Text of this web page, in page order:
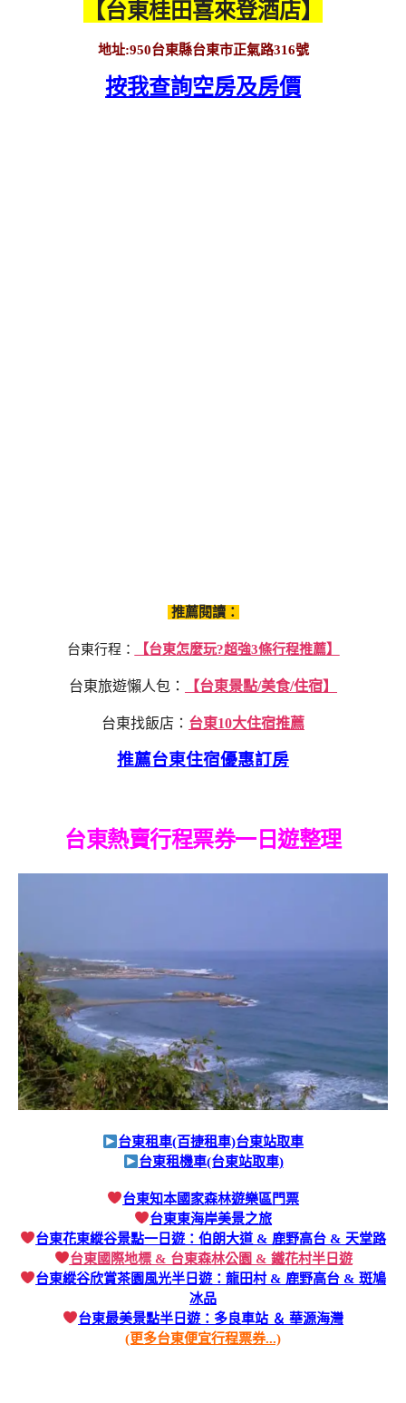
【台東桂田喜來登酒店】
地址:950台東縣台東市正氣路316號
按我查詢空房及房價
推薦閱讀：
台東行程： 【台東怎麼玩?超強3條行程推薦】
台東旅遊懶人包： 【台東景點/美食/住宿】
台東找飯店： 台東10大住宿推薦
推薦台東住宿優惠訂房
台東熱賣行程票券一日遊整理
台東租車(百捷租車)台東站取車
台東租機車(台東站取車)
台東知本國家森林遊樂區門票
台東東海岸美景之旅
台東花東縱谷景點一日遊：伯朗大道 & 鹿野高台 & 天堂路
台東國際地標 & 台東森林公園 & 鐵花村半日遊
台東縱谷欣賞茶園風光半日遊：龍田村 & 鹿野高台 & 斑鳩
冰品
台東最美景點半日遊：多良車站 ＆ 華源海灣
(更多台東便宜行程票券...)